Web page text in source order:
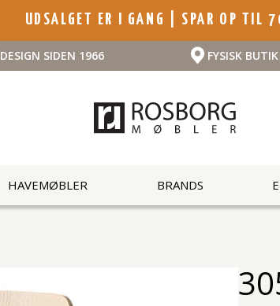
UDSALGET ER I GANG | SPAR OP TIL
DESIGN SIDEN 1966 FYSISK
HAVEMØBLER BRANDS